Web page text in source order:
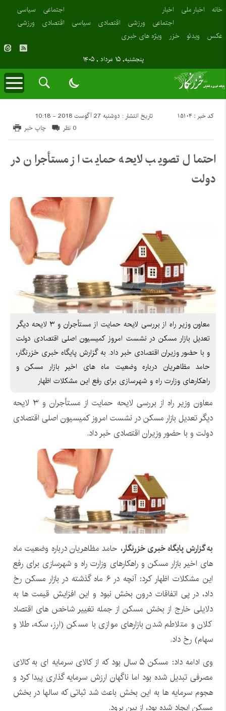
خانه اخبار ملی
اخبار
اجتماعی
ورزشی اقتصادی سیاسی
اجتماعی
سیاسی
اقتصادی
ورزشی
عکس
ویدئو خزر ویژه های خبری
پنجشنبه, ۱۵ مرداد , ۱۴۰۵
تاریخ انتشار : دوشنبه 27 آگوست 2018 - 10:18 کد خبر : 15104
چاپ خبر 0 نظر
احتمال تصویب لایحه حمایت از مستأجران در
دولت
معاون وزیر راه از بررسی لایحه حمایت از مستأجران و ۳ لایحه دیگر
تعدیل بازار مسکن در نشست امروز کمیسیون اصلی اقتصادی دولت
و با حضور وزیران اقتصادی خبر داد. به گزارش پایگاه خبری خزرنگار،
حامد مظاهریان درباره وضعیت ماه های اخیر بازار مسکن و
راهکارهای وزارت راه و شهرسازی برای رفع این مشکلات اظهار
معاون وزیر راه از بررسی لایحه حمایت از مستأجران و ۳ لایحه
دیگر تعدیل بازار مسکن در نشست امروز کمیسیون اصلی اقتصادی
دولت و با حضور وزیران اقتصادی خبر داد.
به گزارش پایگاه خبری خزرنگار، حامد مظاهریان درباره وضعیت ماه
های اخیر بازار مسکن و راهکارهای وزارت راه و شهرسازی برای رفع
این مشکلات اظهار کرد: آنچه در ۶ ماه گذشته در بازار مسکن رخ
داد، در پی اتفاقات درون بخش نبود و این افزایش قیمت ها به
دلایلی خارج از بخش مسکن از جمله تغییر شاخص های اقتصاد
کلان و متلاطم شدن بازارهای موازی با مسکن (ارز، سکه، طلا و
سهام) رخ داد.
وی ادامه داد: مسکن ۵ سال بود که از کالای سرمایه ای به کالای
مصرفی تبدیل شده بود اما ناگهان ارزش سرمایه گذاری پیدا کرد و
هجوم سرمایه ها به این بخش باعث شد ثباتی که سالها در بخش
مسکن ایجاد شده بود، از بین برود.